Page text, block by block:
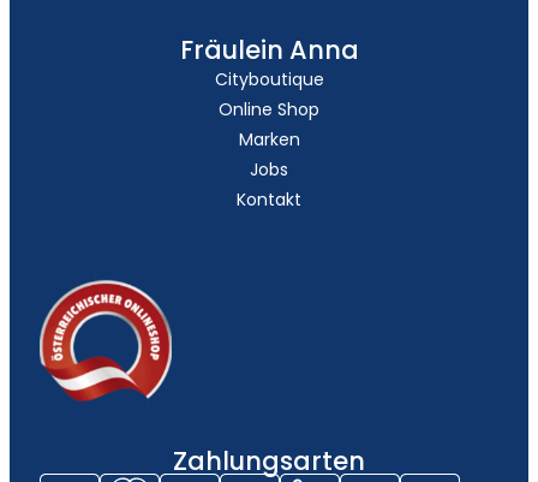
Fräulein Anna
Cityboutique
Online Shop
Marken
Jobs
Kontakt
Zahlungsarten